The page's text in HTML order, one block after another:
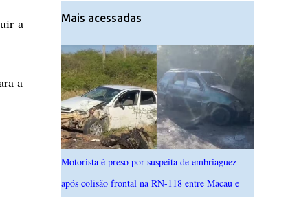
a
a
Mais acessadas
Motorista é preso por suspeita de embriaguez
após colisão frontal na RN-118 entre Macau e